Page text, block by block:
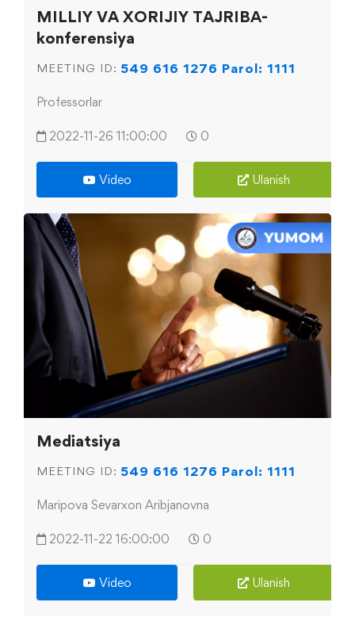
MILLIY VA XORIJIY TAJRIBA-
konferensiya
MEETING ID: 549 616 1276 Parol: 1111
Professorlar
2022-11-26 11:00:00 0
Video Ulanish
Mediatsiya
MEETING ID: 549 616 1276 Parol: 1111
Maripova Sevarxon Aribjanovna
2022-11-22 16:00:00 0
Video Ulanish